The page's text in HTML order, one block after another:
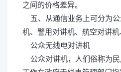
之间的价格差异。
五、从通信业务上可分为
机、警用对讲机、航空对讲
公众无线电对讲机
公众对讲机，人们俗称为